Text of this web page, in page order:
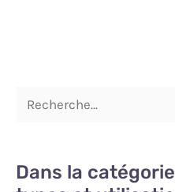
Dans la